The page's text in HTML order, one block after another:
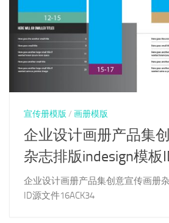
宣传册模版/ 画册模版
企业设计画册产品集
杂志排版indesign模板
企业设计画册产品集创意宣传画册
ID源文件16ACK34